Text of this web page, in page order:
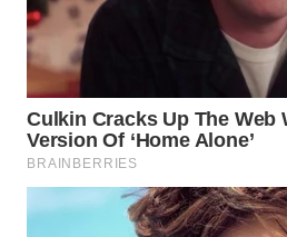
KOPEKLIN
PORTAL
KONSUMEN
FORWAMKI
ALPERKLINAS